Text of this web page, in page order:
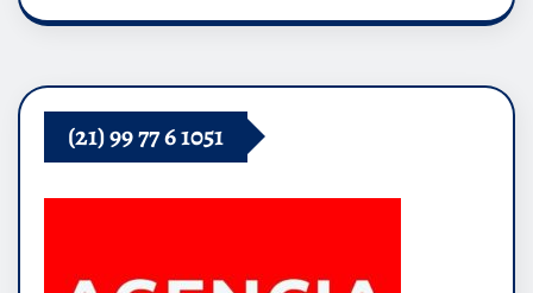
(21) 99 77 6 1051